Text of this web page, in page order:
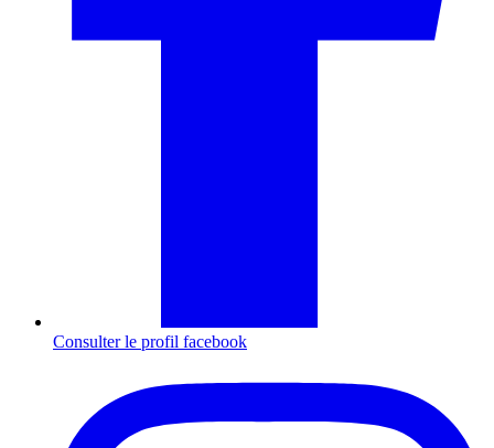
Consulter le profil facebook